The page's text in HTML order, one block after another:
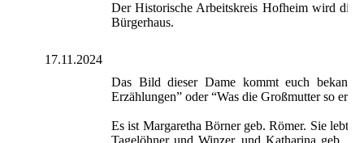
Der Historische Arbeitskreis Hofheim wird die
Bürgerhaus.
17.11.2024
Das Bild dieser Dame kommt euch
Erzählungen” oder “Was die Großmutter so
Es ist Margaretha Börner geb. Römer. Sie